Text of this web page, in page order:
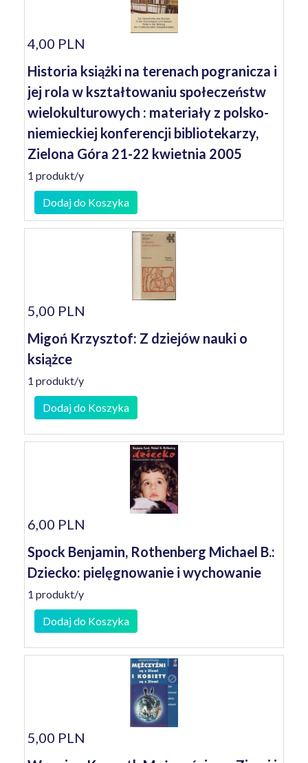
4,00 PLN
Historia książki na terenach pogranicza i
jej rola w kształtowaniu społeczeństw
wielokulturowych : materiały z polsko-
niemieckiej konferencji bibliotekarzy,
Zielona Góra 21-22 kwietnia 2005
1 produkt/y
Dodaj do Koszyka
5,00 PLN
Migoń Krzysztof: Z dziejów nauki o
książce
1 produkt/y
Dodaj do Koszyka
6,00 PLN
Spock Benjamin, Rothenberg Michael B.:
Dziecko: pielęgnowanie i wychowanie
1 produkt/y
Dodaj do Koszyka
5,00 PLN